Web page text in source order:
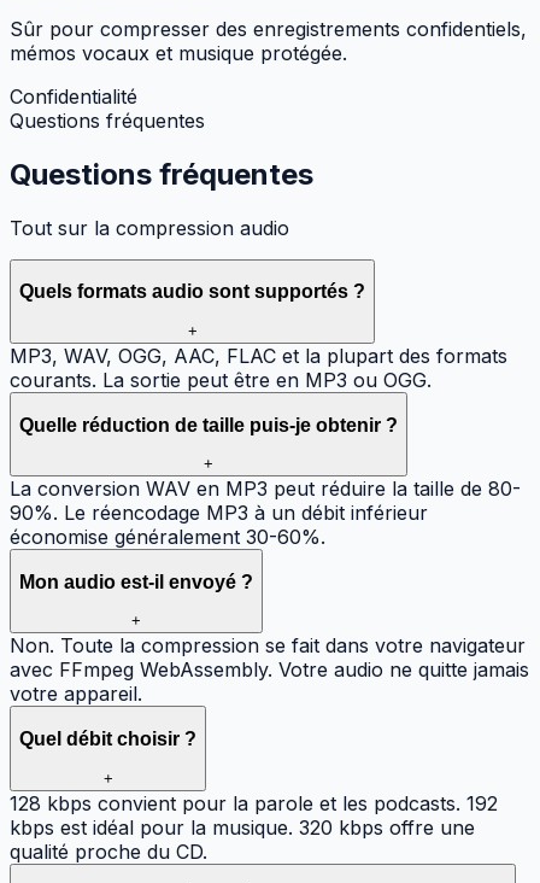
Sûr pour compresser des enregistrements confidentiels,
mémos vocaux et musique protégée.
Confidentialité
Questions fréquentes
Questions fréquentes
Tout sur la compression audio
Quels formats audio sont supportés ?
+
MP3, WAV, OGG, AAC, FLAC et la plupart des formats
courants. La sortie peut être en MP3 ou OGG.
Quelle réduction de taille puis-je obtenir ?
+
La conversion WAV en MP3 peut réduire la taille de 80-
90%. Le réencodage MP3 à un débit inférieur
économise généralement 30-60%.
Mon audio est-il envoyé ?
+
Non. Toute la compression se fait dans votre navigateur
avec FFmpeg WebAssembly. Votre audio ne quitte jamais
votre appareil.
Quel débit choisir ?
+
128 kbps convient pour la parole et les podcasts. 192
kbps est idéal pour la musique. 320 kbps offre une
qualité proche du CD.